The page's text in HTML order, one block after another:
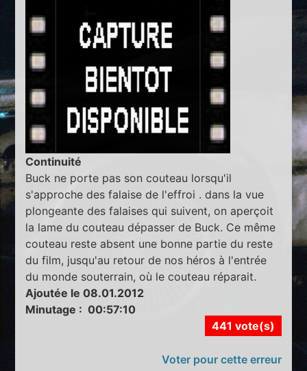
Continuité
Buck ne porte pas son couteau lorsqu'il
s'approche des falaise de l'effroi . dans la vue
plongeante des falaises qui suivent, on aperçoit
la lame du couteau dépasser de Buck. Ce même
couteau reste absent une bonne partie du reste
du film, jusqu'au retour de nos héros à l'entrée
du monde souterrain, où le couteau réparait.
Ajoutée le 08.01.2012
Minutage : 00:57:10
441 vote(s)
Voter pour cette erreur